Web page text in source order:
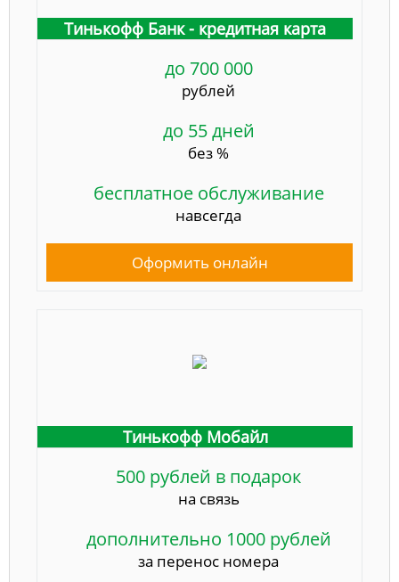
Тинькофф Банк - кредитная карта
до 700 000
рублей
до 55 дней
без %
бесплатное обслуживание
навсегда
Оформить онлайн
Тинькофф Мобайл
500 рублей в подарок
на связь
дополнительно 1000 рублей
за перенос номера